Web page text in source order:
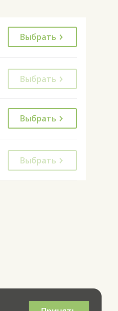
Выбрать
Выбрать
Выбрать
Выбрать